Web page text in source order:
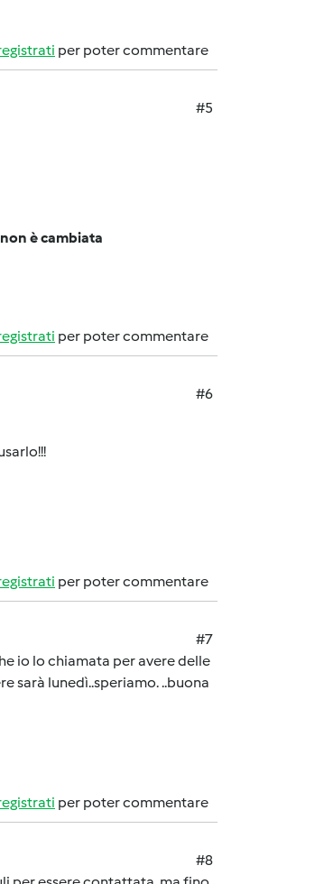
per poter commentare
#5
è cambiata
per poter commentare
#6
per poter commentare
#7
io lo chiamata per avere delle
sarà lunedì..speriamo. ..buona
per poter commentare
#8